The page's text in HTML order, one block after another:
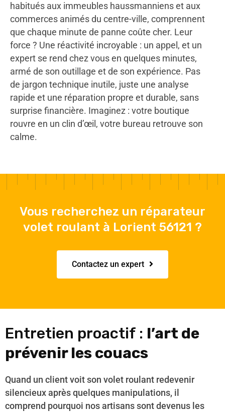
habitués aux immeubles haussmanniens et aux
commerces animés du centre-ville, comprennent
que chaque minute de panne coûte cher. Leur
force ? Une réactivité incroyable : un appel, et un
expert se rend chez vous en quelques minutes,
armé de son outillage et de son expérience. Pas
de jargon technique inutile, juste une analyse
rapide et une réparation propre et durable, sans
surprise financière. Imaginez : votre boutique
rouvre en un clin d’œil, votre bureau retrouve son
calme.
Vous recherchez un réparateur
volet roulant à Lorient 56121 ?
Contactez un expert
Entretien proactif : l’art de
prévenir les couacs
Quand un client voit son volet roulant redevenir
silencieux après quelques manipulations, il
comprend pourquoi nos artisans sont devenus les